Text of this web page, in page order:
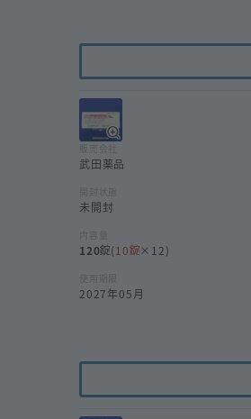
武田薬品
未開封
120 (10 ×12)
2027年05月